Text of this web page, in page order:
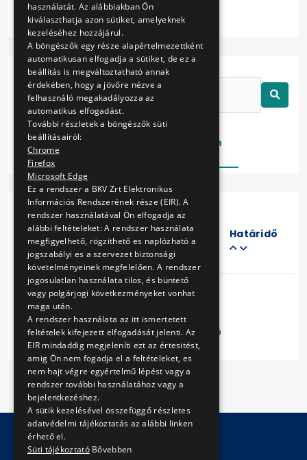
Folyamatban
Cím
Eljárás
száma
Határidő
Előző 1 Következő
használatát. Az alábbiakban Ön
kiválaszthatja azon sütiket, amelyeknek
kezeléséhez hozzájárul.
A böngészők egy része alapértelmezettként
automatikusan elfogadja a sütiket, de ez a
beállítás is megváltoztatható annak
érdekében, hogy a jövőre nézve a
felhasználó megakadályozza az
automatikus elfogadást.
További részletek a böngészők süti
beállításairól:
Chrome
Firefox
Microsoft Edge
Ez a rendszer a BKV Zrt Elektronikus
Információs Rendszerének része (EIR). A
rendszer használatával Ön elfogadja az
alábbi feltételeket: A rendszer használata
megfigyelhető, rögzithető es naplózható a
jogszabályi es a szervezet biztonsági
követelményeinek megfelelően. A rendszer
jogosulatlan használata tilos, és büntető
vagy polgárjogi következményeket vonhat
maga után.
A rendszer használata az itt ismertetett
feltételek kifejezett elfogadását jelenti. Az
EIR mindaddig megjeleníti ezt az értesitést,
amig Ön nem fogadja el a feltételeket, es
nem hajt végre egyértelmű lépést vagy a
rendszer további használatához vagy a
bejelentkezéshez.
A sütik kezelésével összefüggő részletes
adatvédelmi tájékoztatás az alábbi linken
érhető el.
Süti tájékoztató Bővebben